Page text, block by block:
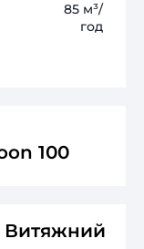
85 м³/
год
100
Витяжний